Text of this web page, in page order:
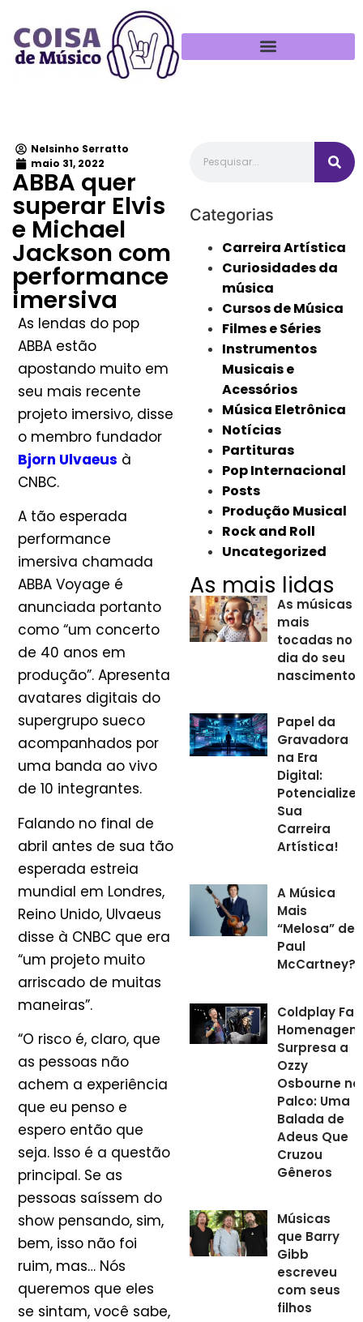
Nelsinho Serratto
maio 31, 2022
ABBA quer
superar Elvis
e Michael
Jackson com
performance
imersiva
As lendas do pop
ABBA estão
apostando muito em
seu mais recente
projeto imersivo, disse
o membro fundador
Bjorn Ulvaeus à
CNBC.
A tão esperada
performance
imersiva chamada
ABBA Voyage é
anunciada portanto
como “um concerto
de 40 anos em
produção”. Apresenta
avatares digitais do
supergrupo sueco
acompanhados por
uma banda ao vivo
de 10 integrantes.
Falando no final de
abril antes de sua tão
esperada estreia
mundial em Londres,
Reino Unido, Ulvaeus
disse à CNBC que era
“um projeto muito
arriscado de muitas
maneiras”.
“O risco é, claro, que
as pessoas não
achem a experiência
que eu penso e
espero então que
seja. Isso é a questão
principal. Se as
pessoas saíssem do
show pensando, sim,
bem, isso não foi
ruim, mas… Nós
queremos que eles
se sintam, você sabe,
Categorias
Carreira Artística
Curiosidades da
música
Cursos de Música
Filmes e Séries
Instrumentos
Musicais e
Acessórios
Música Eletrônica
Notícias
Partituras
Pop Internacional
Posts
Produção Musical
Rock and Roll
Uncategorized
As mais lidas
As músicas
mais
tocadas no
dia do seu
nascimento
Papel da
Gravadora
na Era
Digital:
Potencialize
Sua
Carreira
Artística!
A Música
Mais
“Melosa” de
Paul
McCartney?
Coldplay Faz
Homenagem
Surpresa a
Ozzy
Osbourne no
Palco: Uma
Balada de
Adeus Que
Cruzou
Gêneros
Músicas
que Barry
Gibb
escreveu
com seus
filhos